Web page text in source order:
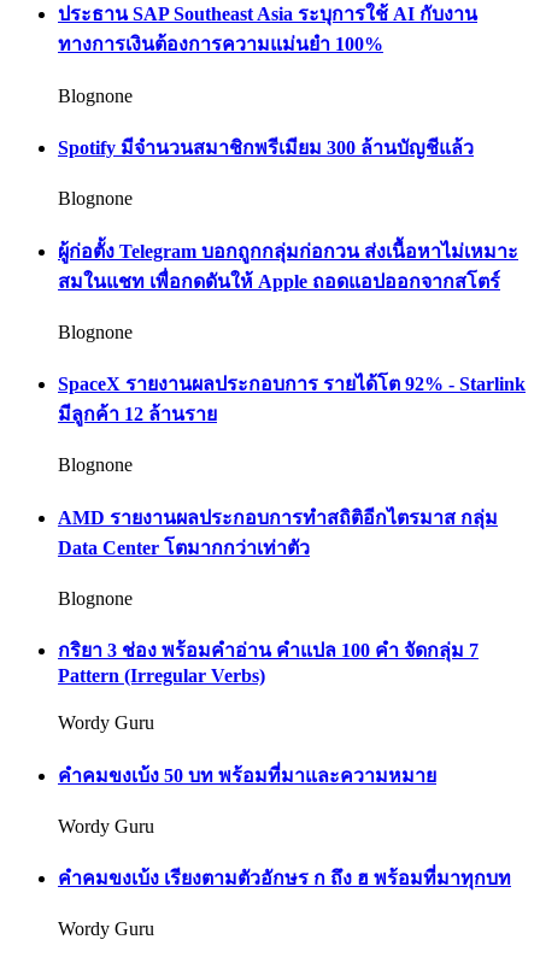
ประธาน SAP Southeast Asia ระบุการใช้ AI กับงาน
ทางการเงินต้องการความแม่นยำ 100%
Blognone
Spotify มีจำนวนสมาชิกพรีเมียม 300 ล้านบัญชีแล้ว
Blognone
ผู้ก่อตั้ง Telegram บอกถูกกลุ่มก่อกวน ส่งเนื้อหาไม่เหมาะ
สมในแชท เพื่อกดดันให้ Apple ถอดแอปออกจากสโตร์
Blognone
SpaceX รายงานผลประกอบการ รายได้โต 92% - Starlink
มีลูกค้า 12 ล้านราย
Blognone
AMD รายงานผลประกอบการทำสถิติอีกไตรมาส กลุ่ม
Data Center โตมากกว่าเท่าตัว
Blognone
กริยา 3 ช่อง พร้อมคำอ่าน คำแปล 100 คำ จัดกลุ่ม 7
Pattern (Irregular Verbs)
Wordy Guru
คำคมขงเบ้ง 50 บท พร้อมที่มาและความหมาย
Wordy Guru
คำคมขงเบ้ง เรียงตามตัวอักษร ก ถึง ฮ พร้อมที่มาทุกบท
Wordy Guru